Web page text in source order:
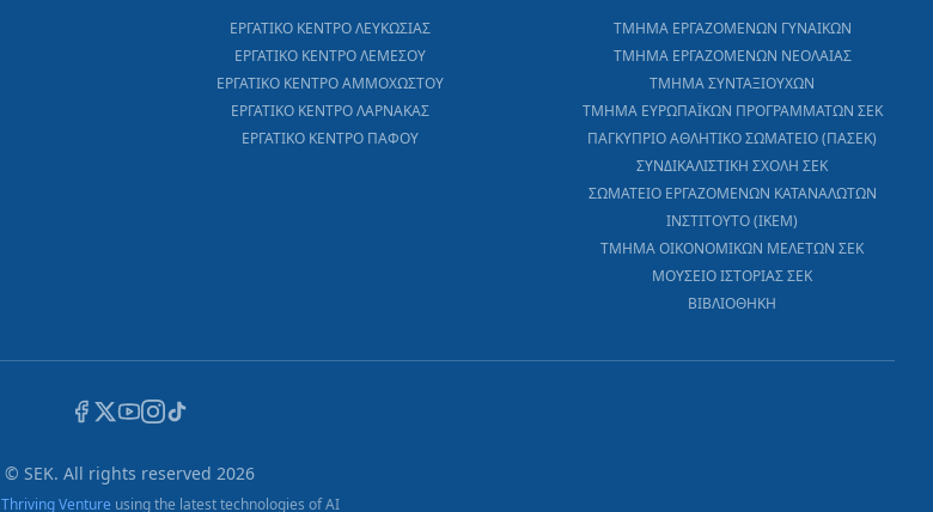
ΕΡΓΑΤΙΚΟ ΚΕΝΤΡΟ ΛΕΥΚΩΣΙΑΣ
ΕΡΓΑΤΙΚΟ ΚΕΝΤΡΟ ΛΕΜΕΣΟΥ
ΕΡΓΑΤΙΚΟ ΚΕΝΤΡΟ ΑΜΜΟΧΩΣΤΟΥ
ΕΡΓΑΤΙΚΟ ΚΕΝΤΡΟ ΛΑΡΝΑΚΑΣ
ΕΡΓΑΤΙΚΟ ΚΕΝΤΡΟ ΠΑΦΟΥ
ΤΜΗΜΑ ΕΡΓΑΖΟΜΕΝΩΝ ΓΥΝΑΙΚΩΝ
ΤΜΗΜΑ ΕΡΓΑΖΟΜΕΝΩΝ ΝΕΟΛΑΙΑΣ
ΤΜΗΜΑ ΣΥΝΤΑΞΙΟΥΧΩΝ
ΤΜΗΜΑ ΕΥΡΩΠΑΪΚΩΝ ΠΡΟΓΡΑΜΜΑΤΩΝ ΣΕΚ
ΠΑΓΚΥΠΡΙΟ ΑΘΛΗΤΙΚΟ ΣΩΜΑΤΕΙΟ (ΠΑΣΕΚ)
ΣΥΝΔΙΚΑΛΙΣΤΙΚΗ ΣΧΟΛΗ ΣΕΚ
ΣΩΜΑΤΕΙΟ ΕΡΓΑΖΟΜΕΝΩΝ ΚΑΤΑΝΑΛΩΤΩΝ
ΙΝΣΤΙΤΟΥΤΟ (ΙΚΕΜ)
ΤΜΗΜΑ ΟΙΚΟΝΟΜΙΚΩΝ ΜΕΛΕΤΩΝ ΣΕΚ
ΜΟΥΣΕΙΟ ΙΣΤΟΡΙΑΣ ΣΕΚ
ΒΙΒΛΙΟΘΗΚΗ
© SEK. All rights reserved 2026
Thriving Venture using the latest technologies of AI